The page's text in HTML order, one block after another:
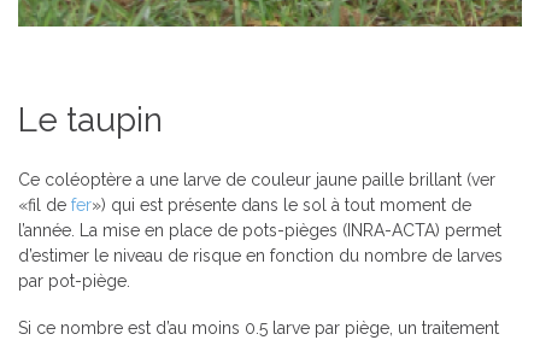
Le taupin
Ce coléoptère a une larve de couleur jaune paille brillant (ver
«fil de fer») qui est présente dans le sol à tout moment de
l’année. La mise en place de pots-pièges (INRA-ACTA) permet
d’estimer le niveau de risque en fonction du nombre de larves
par pot-piège.
Si ce nombre est d’au moins 0.5 larve par piège, un traitement